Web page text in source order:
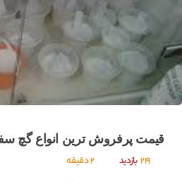
قیمت پرفروش ترین انواع گچ
219بازدید 2 دقیقه